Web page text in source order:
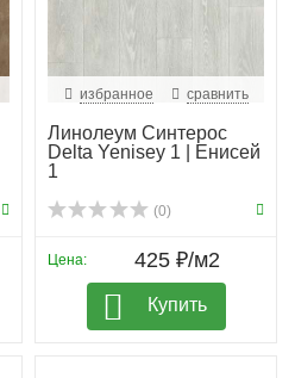
избранное сравнить
Линолеум Синтерос
Delta Yenisey 1 | Енисей
1
(0)
Цена: 425 ₽/м2
Купить